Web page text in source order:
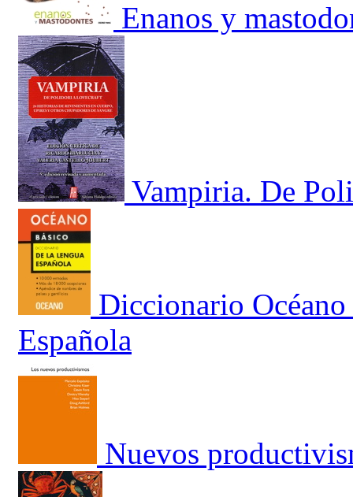
Enanos y
Vampiria. De
Diccionario
Española
Nuevos